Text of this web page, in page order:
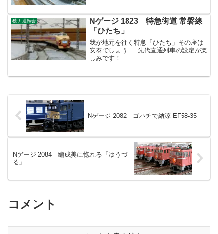
独り 運転会
Nゲージ 1823 特急街道 常磐線
「ひたち」
我が地元を往く特急「ひたち」その座は
安泰でしょう･･･先代直通列車の設定が楽
しみです！
Nゲージ 2082 ゴハチで納涼 EF58-35
Nゲージ 2084 編成美に惚れる「ゆうづ
る」
コメント